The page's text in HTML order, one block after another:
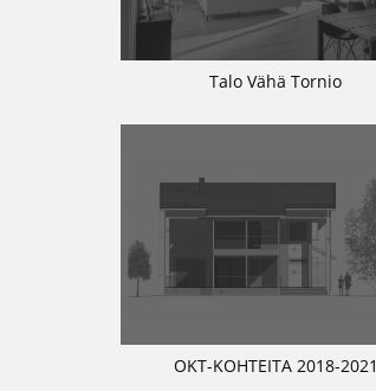
Talo Vähä Tornio
OKT-KOHTEITA 2018-2021